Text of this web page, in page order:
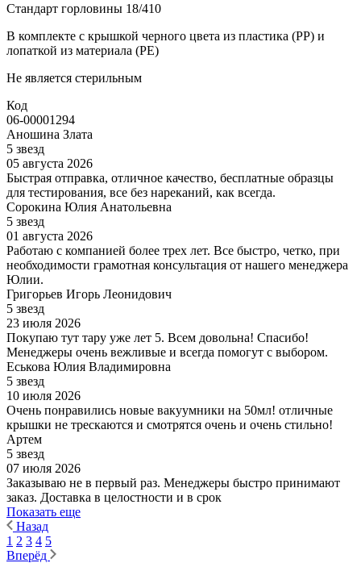
Стандарт горловины 18/410
В комплекте с крышкой черного цвета из пластика (PP) и
лопаткой из материала (PE)
Не является стерильным
Код
06-00001294
Аношина Злата
5 звезд
05 августа 2026
Быстрая отправка, отличное качество, бесплатные образцы
для тестирования, все без нареканий, как всегда.
Сорокина Юлия Анатольевна
5 звезд
01 августа 2026
Работаю с компанией более трех лет. Все быстро, четко, при
необходимости грамотная консультация от нашего менеджера
Юлии.
Григорьев Игорь Леонидович
5 звезд
23 июля 2026
Покупаю тут тару уже лет 5. Всем довольна! Спасибо!
Менеджеры очень вежливые и всегда помогут с выбором.
Еськова Юлия Владимировна
5 звезд
10 июля 2026
Очень понравились новые вакуумники на 50мл! отличные
крышки не трескаются и смотрятся очень и очень стильно!
Артем
5 звезд
07 июля 2026
Заказываю не в первый раз. Менеджеры быстро принимают
заказ. Доставка в целостности и в срок
Показать еще
Назад
1 2 3 4 5
Вперёд